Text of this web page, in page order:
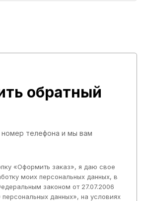
обратный
телефона и мы вам
«Оформить заказ», я даю свое
моих персональных данных, в
законом от 27.07.2006
данных», на условиях